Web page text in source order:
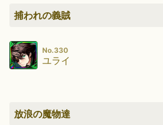
捕われの義賊
No.330
ユライ
放浪の魔物達